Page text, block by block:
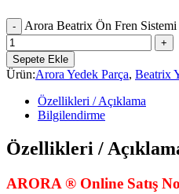
Arora Beatrix Ön Fren
Sepete Ekle
Ürün:Arora Yedek Parça, Beatrix
Özellikleri / Açıklama
Bilgilendirme
Özellikleri /
ARORA ® Online Satış